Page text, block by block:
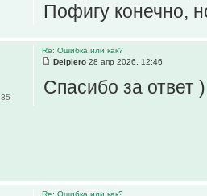
Пофигу конечно,
Re: Ошибка или как?
Delpiero 28 апр 2026, 12:46
Спасибо за ответ )
Re: Ошибка или как?